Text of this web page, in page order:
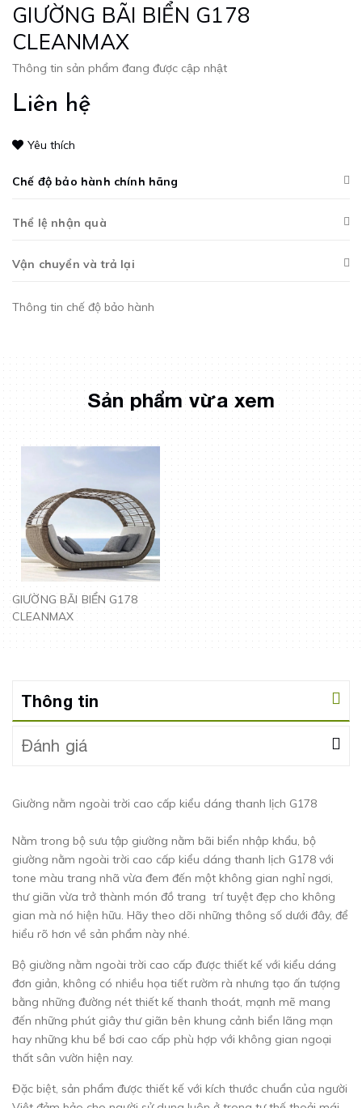
GIƯỜNG BÃI BIỂN G178
CLEANMAX
Thông tin sản phẩm đang được cập nhật
Liên hệ
Yêu thích
Chế độ bảo hành chính hãng
Thể lệ nhận quà
Vận chuyển và trả lại
Thông tin chế độ bảo hành
Sản phẩm vừa xem
GIƯỜNG BÃI BIỂN G178
CLEANMAX
Thông tin
Đánh giá
Giường nằm ngoài trời cao cấp kiểu dáng thanh lịch G178
Nằm trong bộ sưu tập giường nằm bãi biển nhập khẩu, bộ
giường nằm ngoài trời cao cấp kiểu dáng thanh lịch G178 với
tone màu trang nhã vừa đem đến một không gian nghỉ ngơi,
thư giãn vừa trở thành món đồ trang trí tuyệt đẹp cho không
gian mà nó hiện hữu. Hãy theo dõi những thông số dưới đây, để
hiểu rõ hơn về sản phẩm này nhé.
Bộ giường nằm ngoài trời cao cấp được thiết kế với kiểu dáng
đơn giản, không có nhiều họa tiết rườm rà nhưng tạo ấn tượng
bằng những đường nét thiết kế thanh thoát, mạnh mẽ mang
đến những phút giây thư giãn bên khung cảnh biển lãng mạn
hay những khu bể bơi cao cấp phù hợp với không gian ngoại
thất sân vườn hiện nay.
Đặc biệt, sản phẩm được thiết kế với kích thước chuẩn của người